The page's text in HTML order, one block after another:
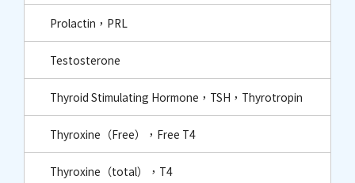
Prolactin，PRL
Testosterone
Thyroid Stimulating Hormone，TSH，Thyrotropin
Thyroxine（Free），Free T4
Thyroxine（total），T4